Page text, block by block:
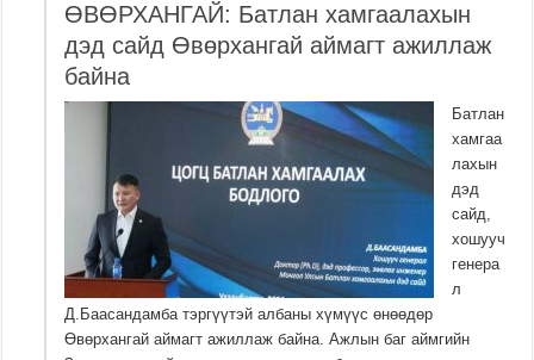
ӨВӨРХАНГАЙ: Батлан хамгаалахын
дэд сайд Өвөрхангай аймагт ажиллаж
байна
Батлан
хамгаа
лахын
дэд
сайд,
хошууч
генера
л
Д.Баасандамба тэргүүтэй албаны хүмүүс өнөөдөр
Өвөрхангай аймагт ажиллаж байна. Ажлын баг аймгийн